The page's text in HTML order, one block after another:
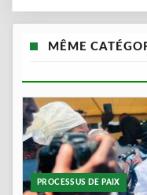
MÊME
PROCESSUS DE PAIX